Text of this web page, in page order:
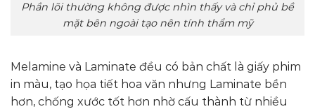
Phần lõi thường không được nhìn thấy và chỉ phủ bề
mặt bên ngoài tạo nên tính thẩm mỹ
Melamine và Laminate đều có bản chất là giấy phim
in màu, tạo họa tiết hoa văn nhưng Laminate bền
hơn, chống xước tốt hơn nhờ cấu thành từ nhiều